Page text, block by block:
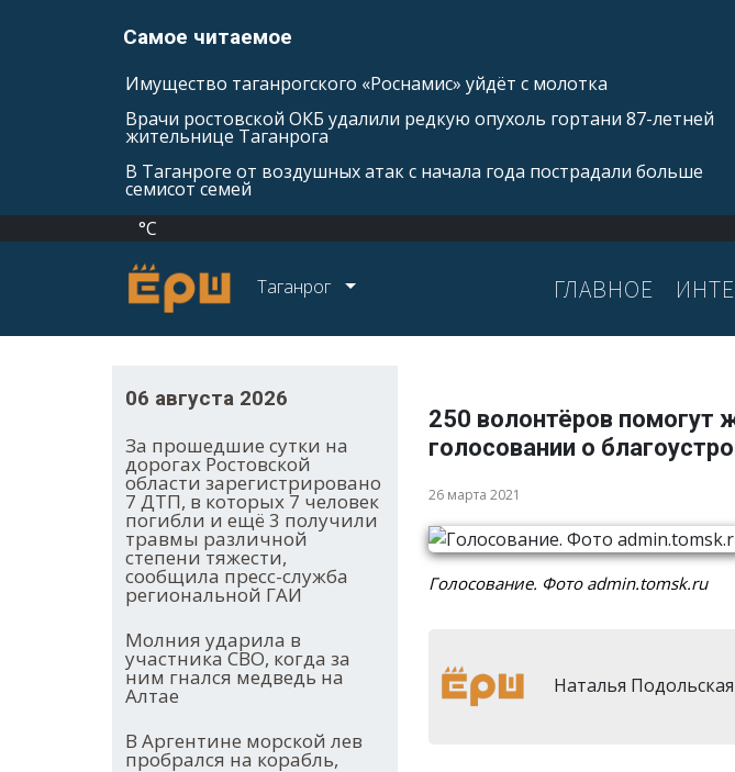
Самое читаемое
Имущество таганрогского «Роснамис» уйдёт с молотка
Врачи ростовской ОКБ удалили редкую опухоль гортани 87-летней
жительнице Таганрога
В Таганроге от воздушных атак с начала года пострадали больше
семисот семей
°C
Таганрог ГЛАВНОЕ
06 августа 2026
За прошедшие сутки на
дорогах Ростовской
области зарегистрировано
7 ДТП, в которых 7 человек
погибли и ещё 3 получили
травмы различной
степени тяжести,
сообщила пресс-служба
региональной ГАИ
Молния ударила в
участника СВО, когда за
ним гнался медведь на
Алтае
В Аргентине морской лев
пробрался на корабль,
250 волонтёров помогут
голосовании о
26 марта 2021
Голосование. Фото admin.tomsk.ru
Наталья Подольская